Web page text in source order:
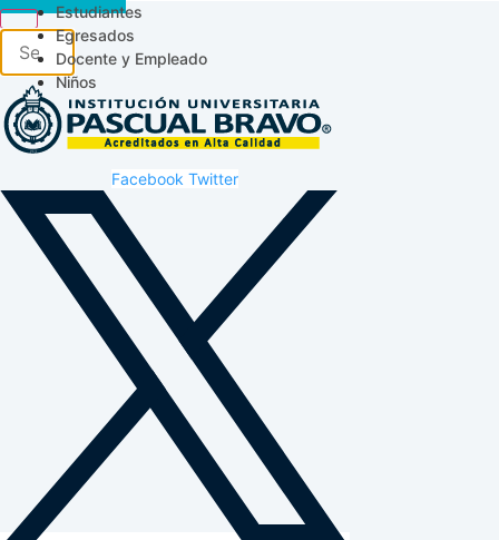
Estudiantes
Egresados
Docente y Empleado
Niños
Facebook Twitter